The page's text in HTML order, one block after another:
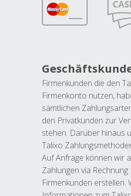
Firmenkunden die den
Firmenkonto nutzen,
sämtlichen
den Privatkunden zur
stehen. Darüber hinaus
Talixo
Auf Anfrage können wir
Zahlungen via
Firmenkunden erstellen.